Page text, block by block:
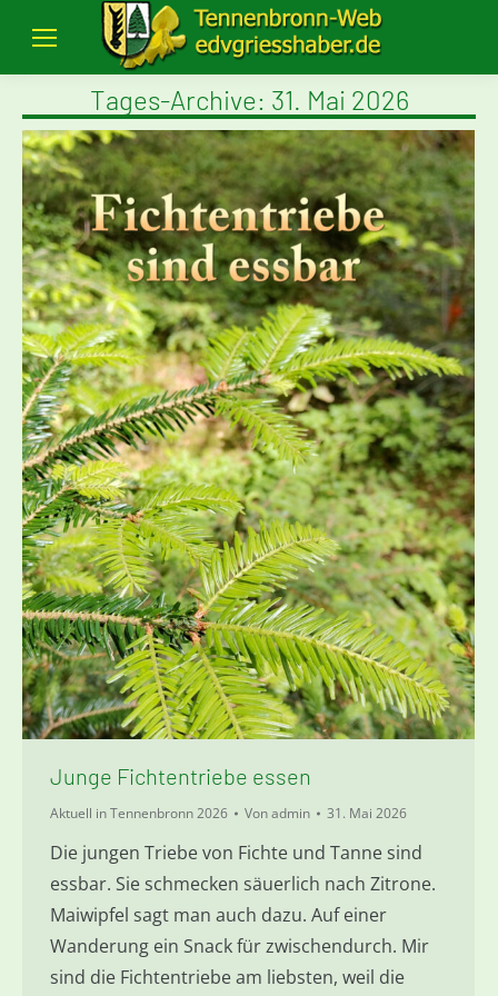
Tages-Archive: 31. Mai 2026
Junge Fichtentriebe essen
Aktuell in Tennenbronn 2026 Vonadmin 31. Mai 2026
Die jungen Triebe von Fichte und Tanne sind
essbar. Sie schmecken säuerlich nach Zitrone.
Maiwipfel sagt man auch dazu. Auf einer
Wanderung ein Snack für zwischendurch. Mir
sind die Fichtentriebe am liebsten, weil die